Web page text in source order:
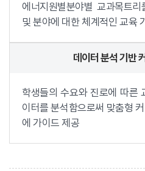
에너지원별분야별 교과목트
및 분야에 대한 체계적인 교육
데이터 분석 기반
학생들의 수요와 진로에 따른
이터를 분석함으로써 맞춤형
에 가이드 제공